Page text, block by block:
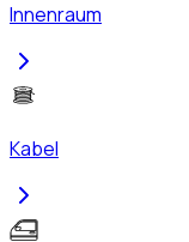
Innenraum
Kabel